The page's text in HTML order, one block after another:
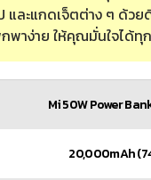
และแกดเจ็ตต่าง ๆ ด้วย
พาง่าย ให้คุณมั่นใจได้ทุ
Mi 50W Power
20,000mAh